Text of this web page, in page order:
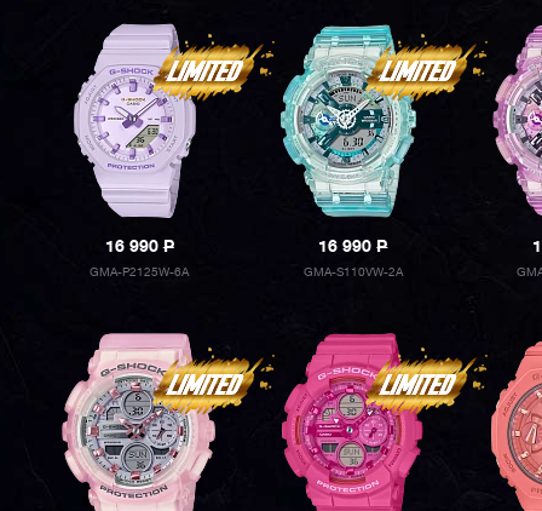
16 990P
GMA-P2125W-6A
16 990P
GMA-S110VW-2A